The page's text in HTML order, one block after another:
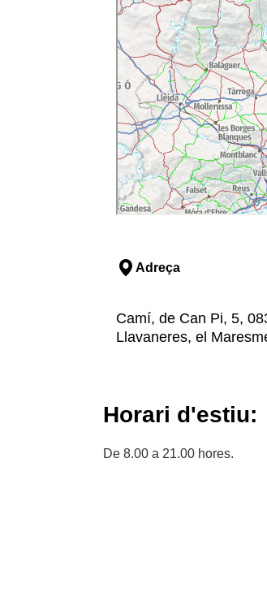
Adreça
Camí, de Can Pi, 5,
Llavaneres, el
Horari d'estiu:
De 8.00 a 21.00 hores.